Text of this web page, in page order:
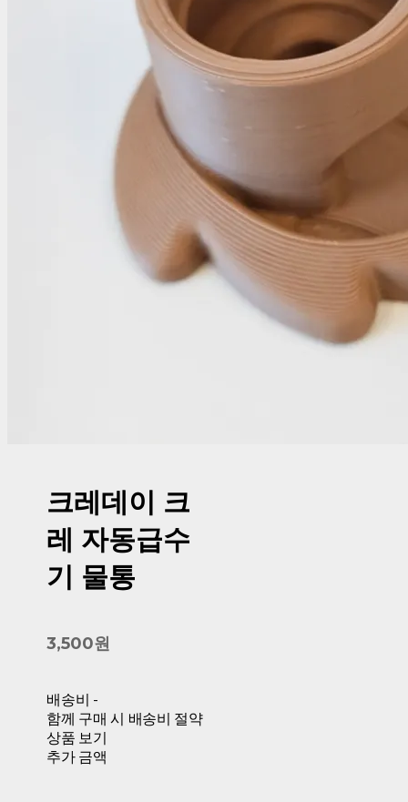
크레데이 크
레 자동급수
기 물통
3,500원
배송비 -
함께 구매 시 배송비 절약
상품 보기
추가 금액